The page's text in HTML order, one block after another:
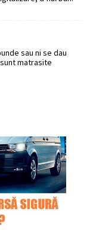
sau ni se dau
matrasite